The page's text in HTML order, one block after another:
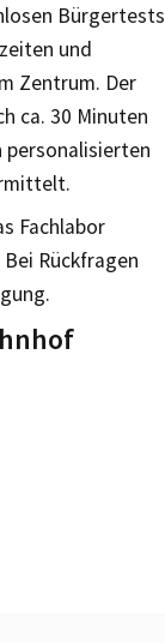
Bürgertests
und
Zentrum. Der
ca. 30 Minuten
personalisierten
Fachlabor
Rückfragen